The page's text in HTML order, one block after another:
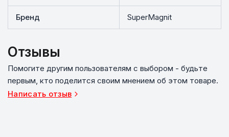
Бренд SuperMagnit
Отзывы
Помогите другим пользователям с выбором - будьте
первым, кто поделится своим мнением об этом товаре.
Написать отзыв